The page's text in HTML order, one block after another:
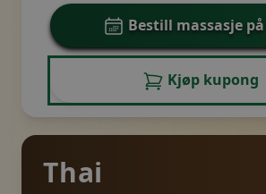
Bestill massasje
Kjøp kupong
Thai